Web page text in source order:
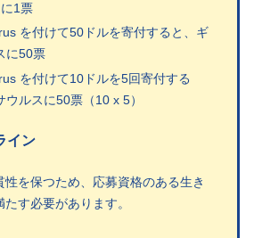
1票
を付けて50ドルを寄付すると、ギ
に50票
を付けて10ドルを5回寄付する
ウルスに50票（10 x 5）
イン
を保つため、応募資格のある生き
す必要があります。